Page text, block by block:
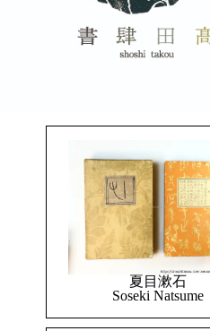
夏目漱石
Soseki Natsume